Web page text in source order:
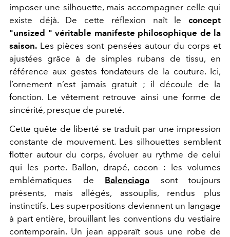
imposer une silhouette, mais accompagner celle qui
existe déjà. De cette réflexion naît le concept
"unsized " véritable manifeste philosophique de la
saison. Les pièces sont pensées autour du corps et
ajustées grâce à de simples rubans de tissu, en
référence aux gestes fondateurs de la couture. Ici,
l’ornement n’est jamais gratuit ; il découle de la
fonction. Le vêtement retrouve ainsi une forme de
sincérité, presque de pureté.
Cette quête de liberté se traduit par une impression
constante de mouvement. Les silhouettes semblent
flotter autour du corps, évoluer au rythme de celui
qui les porte. Ballon, drapé, cocon : les volumes
emblématiques de Balenciaga sont toujours
présents, mais allégés, assouplis, rendus plus
instinctifs. Les superpositions deviennent un langage
à part entière, brouillant les conventions du vestiaire
contemporain. Un jean apparaît sous une robe de